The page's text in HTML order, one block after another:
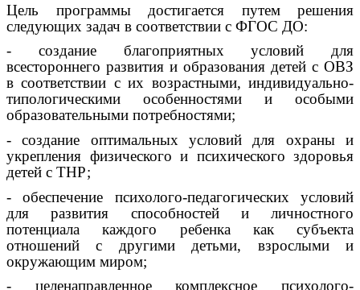
Цель программы достигается путем решения
следующих задач в соответствии с ФГОС ДО:
- создание благоприятных условий для
всестороннего развития и образования детей с ОВЗ
в соответствии с их возрастными, индивидуально-
типологическими особенностями и особыми
образовательными потребностями;
- создание оптимальных условий для охраны и
укрепления физического и психического здоровья
детей с ТНР;
- обеспечение психолого-педагогических условий
для развития способностей и личностного
потенциала каждого ребенка как субъекта
отношений с другими детьми, взрослыми и
окружающим миром;
- целенаправленное комплексное психолого-